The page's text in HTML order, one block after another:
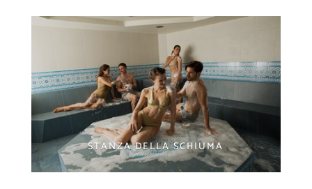
STANZA DELLA SCHIUMA